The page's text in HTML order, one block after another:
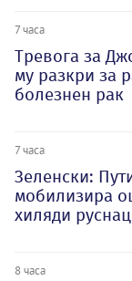
7 часа
Тревога за
му разкри за
болезнен рак
7 часа
Зеленски:
мобилизира
хиляди
8 часа